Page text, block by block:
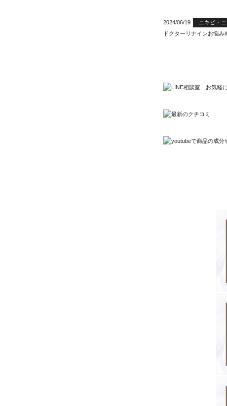
2024/06/19
ニキビ・
ドクターリナインお悩み